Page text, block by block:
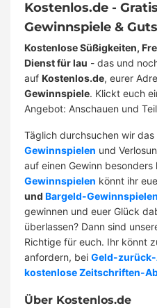
Kostenlos.de -
Gewinnspiele &
Kostenlose Süßigkeiten,
Dienst für lau - das und
auf Kostenlos.de, eurer
Gewinnspiele. Klickt euch
Angebot: Anschauen und
Täglich durchsuchen wir
Gewinnspielen und
auf einen Gewinn besonders
Gewinnspielen könnt ihr
und Bargeld-Gewinnspielen
gewinnen und euer Glück
überlassen? Dann sind
Richtige für euch. Ihr könnt
anfordern, bei Geld-
kostenlose Zeitschriften-
Über Kostenlos.de